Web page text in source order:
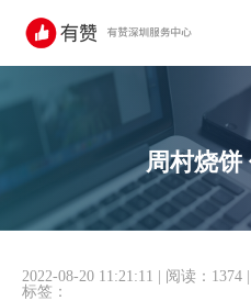
周村烧饼
2022-08-20 11:21:11 阅读：1374
标签：